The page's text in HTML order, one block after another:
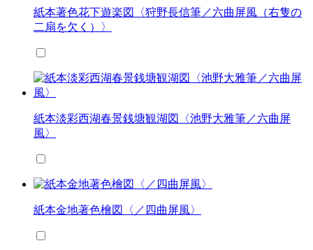
紙本著色花下遊楽図〈狩野長信筆／六曲屏風（右隻の
二扇を欠く）〉
紙本淡彩西湖春景銭塘観湖図〈池野大雅筆／六曲屏
風〉
紙本金地著色檜図〈／四曲屏風〉